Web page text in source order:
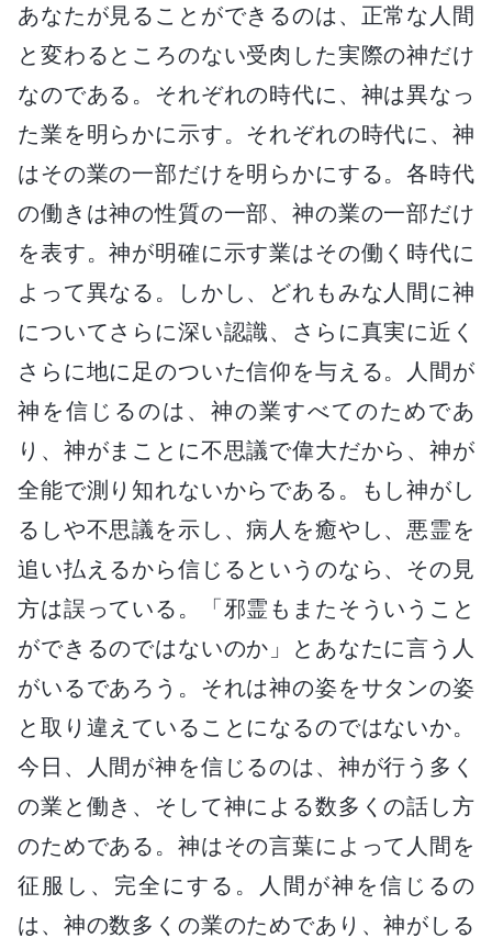
あなたが見ることができるのは、正常な人間
と変わるところのない受肉した実際の神だけ
なのである。それぞれの時代に、神は異なっ
た業を明らかに示す。それぞれの時代に、神
はその業の一部だけを明らかにする。各時代
の働きは神の性質の一部、神の業の一部だけ
を表す。神が明確に示す業はその働く時代に
よって異なる。しかし、どれもみな人間に神
についてさらに深い認識、さらに真実に近く
さらに地に足のついた信仰を与える。人間が
神を信じるのは、神の業すべてのためであ
り、神がまことに不思議で偉大だから、神が
全能で測り知れないからである。もし神がし
るしや不思議を示し、病人を癒やし、悪霊を
追い払えるから信じるというのなら、その見
方は誤っている。「邪霊もまたそういうこと
ができるのではないのか」とあなたに言う人
がいるであろう。それは神の姿をサタンの姿
と取り違えていることになるのではないか。
今日、人間が神を信じるのは、神が行う多く
の業と働き、そして神による数多くの話し方
のためである。神はその言葉によって人間を
征服し、完全にする。人間が神を信じるの
は、神の数多くの業のためであり、神がしる